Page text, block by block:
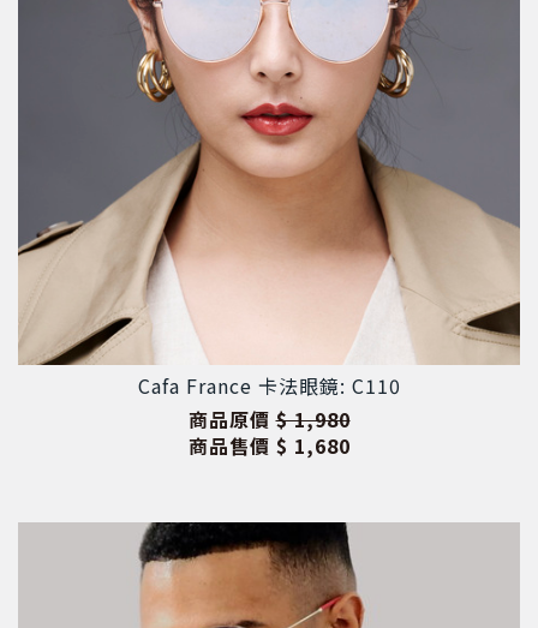
Cafa France 卡法眼鏡: C110
商品原價 $ 1,980
商品售價 $ 1,680